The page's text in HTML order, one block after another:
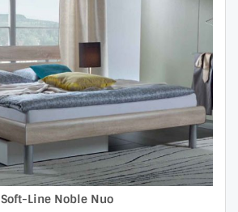
Soft-Line Noble Nuo